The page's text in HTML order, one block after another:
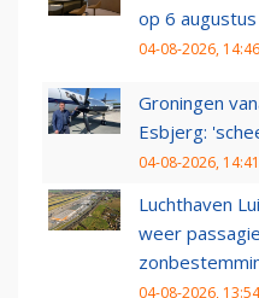
op 6
04-08-2026, 14:46
Groningen
Esbjerg:
04-08-2026, 14:41
Luchthaven
weer
04-08-2026, 13:54